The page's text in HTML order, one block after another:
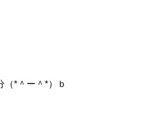
（*＾ー＾*）ｂ